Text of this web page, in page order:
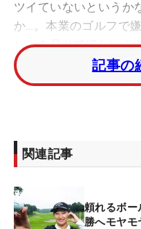
ツイていないというか
か…。本業のゴルフで
レーを見せてほしいも
最初は3月上旬の事故
側溝にハマった軽自動
げて脱出したものの、
突。その車両がさらに
たのだという。
記事の
関連記事
頼れるボ
勝へモヤモ